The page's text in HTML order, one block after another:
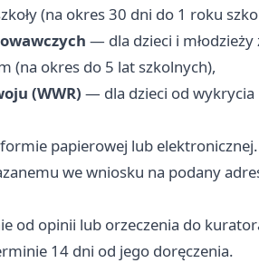
(na okres 30 dni do 1 roku
— dla dzieci i młodzieży
(na okres do 5 lat szkolnych),
(WWR) — dla dzieci od wykrycia
papierowej lub elektronicznej.
we wniosku na podany
od opinii lub orzeczenia do
14 dni od jego doręczenia.